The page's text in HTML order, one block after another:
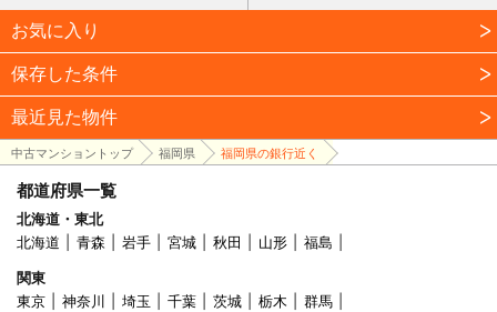
お気に入り
保存した条件
最近見た物件
中古マンショントップ 福岡県 福岡県の銀行近く
都道府県一覧
北海道・東北
北海道
青森 岩手 宮城 秋田 山形
福島
関東
東京
神奈川 埼玉 千葉 茨城 栃木
群馬